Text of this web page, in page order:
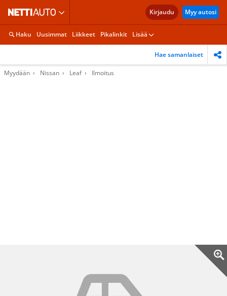
Kirjaudu Myy autosi
Haku Uusimmat Liikkeet Pikalinkit Lisää
Hae samanlaiset
Myydään Nissan Leaf Ilmoitus